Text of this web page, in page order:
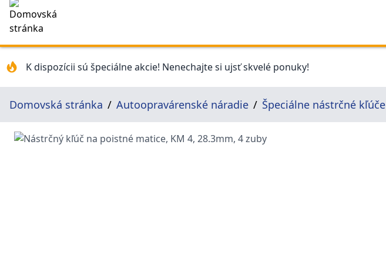
K dispozícii sú špeciálne akcie! Nenechajte si ujsť skvelé ponuky!
Domovská stránka Autoopravárenské náradie Špeciálne nástrčné kľúče